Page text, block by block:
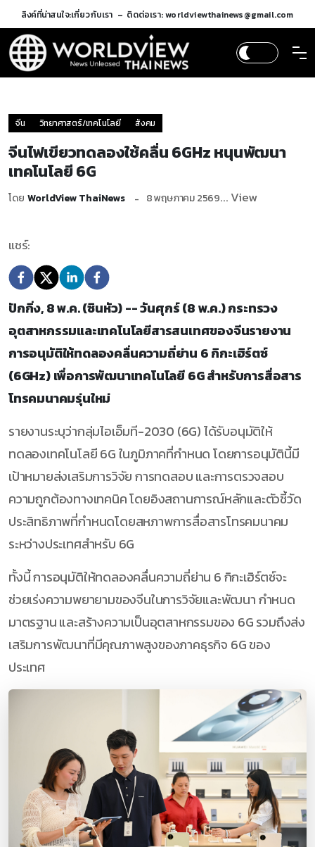
ลิงค์ที่น่าสนใจ:เกี่ยวกับเรา ติดต่อเรา: worldviewthainews@gmail.com
จีน วิทยาศาสตร์/เทคโนโลยี สังคม
จีนไฟเขียวทดลองใช้คลื่น 6GHz หนุนพัฒนา
เทคโนโลยี 6G
โดย WorldView ThaiNews 8 พฤษภาคม 2569... View
แชร์:
ปักกิ่ง, 8 พ.ค. (ซินหัว) -- วันศุกร์ (8 พ.ค.) กระทรวง
อุตสาหกรรมและเทคโนโลยีสารสนเทศของจีนรายงาน
การอนุมัติให้ทดลองคลื่นความถี่ย่าน 6 กิกะเฮิร์ตซ์
(6GHz) เพื่อการพัฒนาเทคโนโลยี 6G สำหรับการสื่อสาร
โทรคมนาคมรุ่นใหม่
รายงานระบุว่ากลุ่มไอเอ็มที-2030 (6G) ได้รับอนุมัติให้
ทดลองเทคโนโลยี 6G ในภูมิภาคที่กำหนด โดยการอนุมัตินี้มี
เป้าหมายส่งเสริมการวิจัย การทดสอบ และการตรวจสอบ
ความถูกต้องทางเทคนิค โดยอิงสถานการณ์หลักและตัวชี้วัด
ประสิทธิภาพที่กำหนดโดยสหภาพการสื่อสารโทรคมนาคม
ระหว่างประเทศสำหรับ 6G
ทั้งนี้ การอนุมัติให้ทดลองคลื่นความถี่ย่าน 6 กิกะเฮิร์ตซ์จะ
ช่วยเร่งความพยายามของจีนในการวิจัยและพัฒนา กำหนด
มาตรฐาน และสร้างความเป็นอุตสาหกรรมของ 6G รวมถึงส่ง
เสริมการพัฒนาที่มีคุณภาพสูงของภาคธุรกิจ 6G ของ
ประเทศ